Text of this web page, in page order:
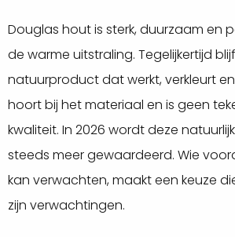
Douglas hout is sterk, duurzaam en
de warme uitstraling. Tegelijkertijd
natuurproduct dat werkt, verkleurt
hoort bij het materiaal en is geen
kwaliteit. In 2026 wordt deze
steeds meer gewaardeerd. Wie
kan verwachten, maakt een keuze
zijn verwachtingen.